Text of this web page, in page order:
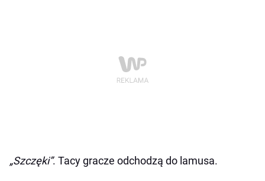
„Szczęki”. Tacy gracze odchodzą do lamusa.